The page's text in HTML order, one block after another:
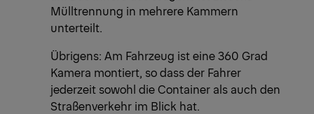
Mülltrennung in mehrere Kammern
unterteilt.
Übrigens: Am Fahrzeug ist eine 360 Grad
Kamera montiert, so dass der Fahrer
jederzeit sowohl die Container als auch den
Straßenverkehr im Blick hat.